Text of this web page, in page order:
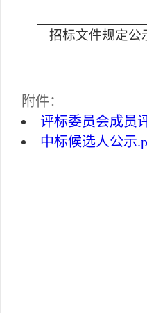
招标文件规定公
附件：
评标委员会成员
中标候选人公示